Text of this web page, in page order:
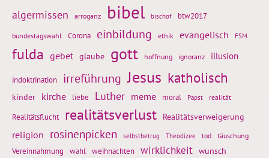
algermissen arroganz bibel bischof btw2017
bundestagswahl Corona einbildung ethik evangelisch FSM
fulda gebet glaube gott hoffnung ignoranz illusion
indoktrination irreführung Jesus katholisch
kinder kirche liebe Luther meme moral Papst realität
Realitätsflucht realitätsverlust Realitätsverweigerung
religion rosinenpicken selbstbetrug Theodizee tod täuschung
Vereinnahmung wahl weihnachten wirklichkeit wunsch